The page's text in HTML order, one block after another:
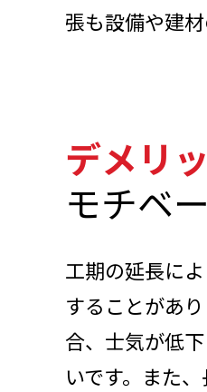
張も設備や建材
デメリ
モチベ
工期の延長に
することがあ
合、士気が低
いです。また